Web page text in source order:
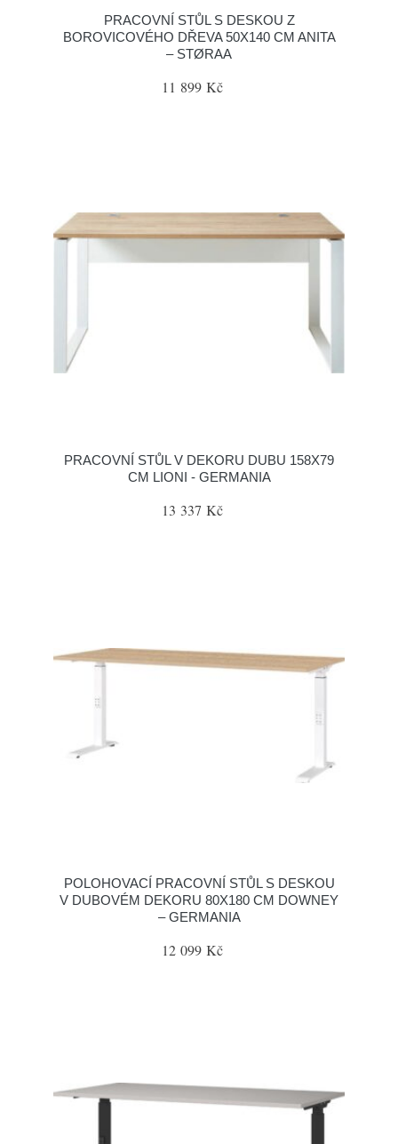
PRACOVNÍ STŮL S DESKOU Z
BOROVICOVÉHO DŘEVA 50X140 CM ANITA
– STØRAA
11 899 Kč
PRACOVNÍ STŮL V DEKORU DUBU 158X79
CM LIONI - GERMANIA
13 337 Kč
POLOHOVACÍ PRACOVNÍ STŮL S DESKOU
V DUBOVÉM DEKORU 80X180 CM DOWNEY
– GERMANIA
12 099 Kč